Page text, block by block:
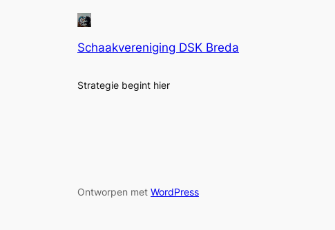
Schaakvereniging DSK Breda
Strategie begint hier
Ontworpen met WordPress